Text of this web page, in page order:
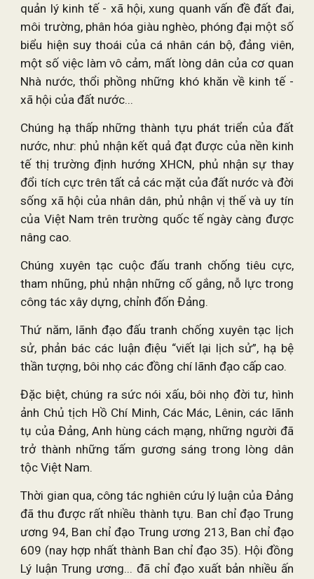
quản lý kinh tế - xã hội, xung quanh vấn đề đất đai,
môi trường, phân hóa giàu nghèo, phóng đại một số
biểu hiện suy thoái của cá nhân cán bộ, đảng viên,
một số việc làm vô cảm, mất lòng dân của cơ quan
Nhà nước, thổi phồng những khó khăn về kinh tế -
xã hội của đất nước...
Chúng hạ thấp những thành tựu phát triển của đất
nước, như: phủ nhận kết quả đạt được của nền kinh
tế thị trường định hướng XHCN, phủ nhận sự thay
đổi tích cực trên tất cả các mặt của đất nước và đời
sống xã hội của nhân dân, phủ nhận vị thế và uy tín
của Việt Nam trên trường quốc tế ngày càng được
nâng cao.
Chúng xuyên tạc cuộc đấu tranh chống tiêu cực,
tham nhũng, phủ nhận những cố gắng, nỗ lực trong
công tác xây dựng, chỉnh đốn Đảng.
Thứ năm, lãnh đạo đấu tranh chống xuyên tạc lịch
sử, phản bác các luận điệu “viết lại lịch sử”, hạ bệ
thần tượng, bôi nhọ các đồng chí lãnh đạo cấp cao.
Đặc biệt, chúng ra sức nói xấu, bôi nhọ đời tư, hình
ảnh Chủ tịch Hồ Chí Minh, Các Mác, Lênin, các lãnh
tụ của Đảng, Anh hùng cách mạng, những người đã
trở thành những tấm gương sáng trong lòng dân
tộc Việt Nam.
Thời gian qua, công tác nghiên cứu lý luận của Đảng
đã thu được rất nhiều thành tựu. Ban chỉ đạo Trung
ương 94, Ban chỉ đạo Trung ương 213, Ban chỉ đạo
609 (nay hợp nhất thành Ban chỉ đạo 35). Hội đồng
Lý luận Trung ương... đã chỉ đạo xuất bản nhiều ấn